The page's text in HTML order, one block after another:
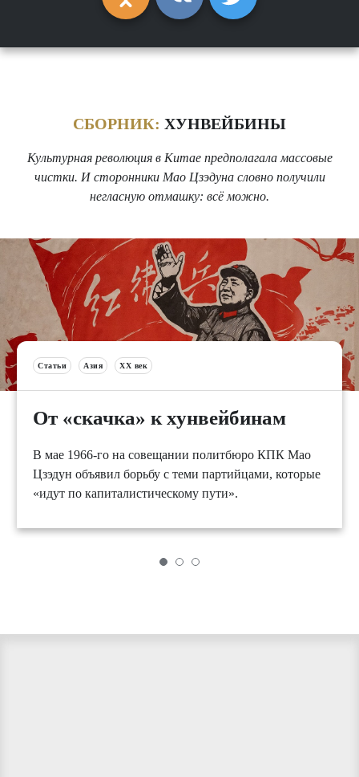
СБОРНИК: ХУНВЕЙБИНЫ
Культурная революция в Китае предполагала массовые
чистки. И сторонники Мао Цзэдуна словно получили
негласную отмашку: всё можно.
Статьи Азия XX век
От «скачка» к хунвейбинам
В мае 1966-го на совещании политбюро КПК Мао
Цзэдун объявил борьбу с теми партийцами, которые
«идут по капиталистическому пути».